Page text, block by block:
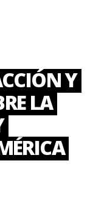
Y
LA